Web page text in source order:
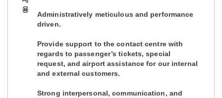
용
Administratively meticulous and performance
driven.
Provide support to the contact centre with
regards to passenger’s tickets, special
request, and airport assistance for our internal
and external customers.
Strong interpersonal, communication, and